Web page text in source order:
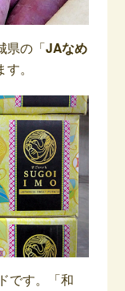
県の「JAなめ
。
です。「和